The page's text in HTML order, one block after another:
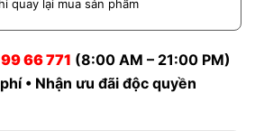
quay lại mua sản phẩm
66 771 (8:00 AM – 21:00 PM)
• Nhận ưu đãi độc quyền